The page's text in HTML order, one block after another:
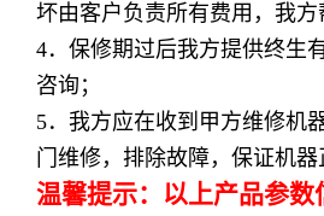
坏由客户负责所有费用，我方
4．保修期过后我方提供终生
咨询；
5．我方应在收到甲方维修机
门维修，排除故障，保证机
温馨提示：以上产品参数